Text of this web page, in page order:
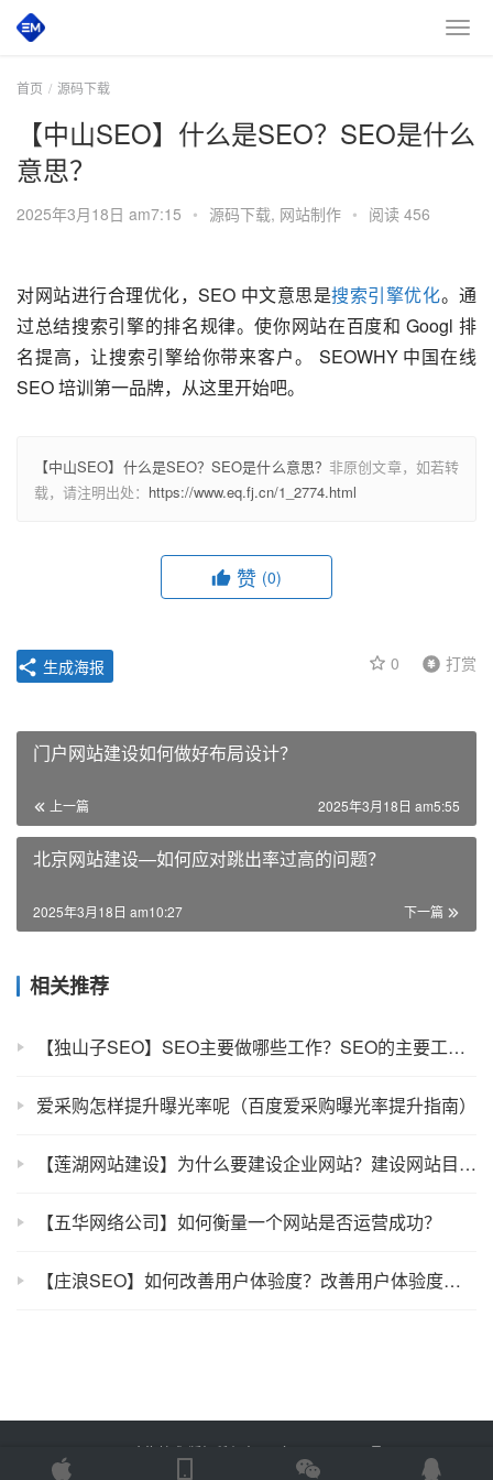
首页 源码下载
【中山SEO】什么是SEO？SEO是什么
意思？
2025年3月18日 am7:15 • 源码下载, 网站制作 • 阅读 456
对网站进行合理优化，SEO 中文意思是搜索引擎优化。通
过总结搜索引擎的排名规律。使你网站在百度和 Googl 排
名提高，让搜索引擎给你带来客户。 SEOWHY 中国在线
SEO 培训第一品牌，从这里开始吧。
【中山SEO】什么是SEO？SEO是什么意思？非原创文章，如若转
载，请注明出处： https://www.eq.fj.cn/1_2774.html
赞 (0)
0 打赏
生成海报
门户网站建设如何做好布局设计？
上一篇 2025年3月18日 am5:55
北京网站建设—如何应对跳出率过高的问题？
下一篇
2025年3月18日 am10:27
相关推荐
【独山子SEO】SEO主要做哪些工作？SEO的主要工作介绍
爱采购怎样提升曝光率呢（百度爱采购曝光率提升指南）
【莲湖网站建设】为什么要建设企业网站？建设网站目的及功能定位
【五华网络公司】如何衡量一个网站是否运营成功？
【庄浪SEO】如何改善用户体验度？改善用户体验度的方法有哪些？
Copyright © 2025 金海技术 版权所有 鲁ICP备2022012774号-2